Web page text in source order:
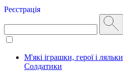
Реєстрація
М'які іграшки, герої і ляльки
Солдатики